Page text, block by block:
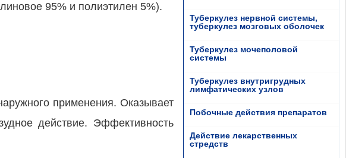
95% и полиэтилен 5%).
применения. Оказывает
действие. Эффективность
Туберкулез нервной системы,
туберкулез мозговых оболочек
Туберкулез мочеполовой
системы
Туберкулез внутригрудных
лимфатических узлов
Побочные действия препаратов
Действие лекарственных
стредств